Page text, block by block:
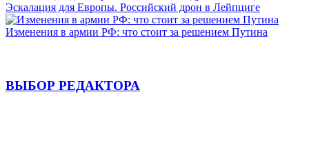
Эскалация для Европы. Российский дрон в Лейпциге
Изменения в армии РФ: что стоит за решением Путина
ВЫБОР РЕДАКТОРА